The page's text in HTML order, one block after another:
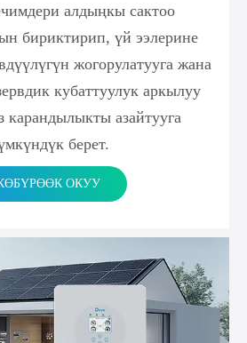
алдыңкы сактоо
бириктирип, үй ээлерине
жогорулатууга жана
кубаттуулук аркылуу
карандылыкты азайтууга
берет.
ОКУУ